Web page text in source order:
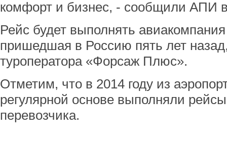
комфорт и бизнес, - сообщили АПИ
Рейс будет выполнять
пришедшая в Россию пять лет
туроператора «Форсаж Плюс».
Отметим, что в 2014 году из
регулярной основе выполняли
перевозчика.